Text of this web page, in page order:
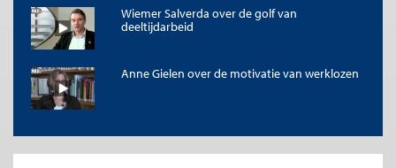
Wiemer Salverda over de golf van
deeltijdarbeid
Anne Gielen over de motivatie van werklozen